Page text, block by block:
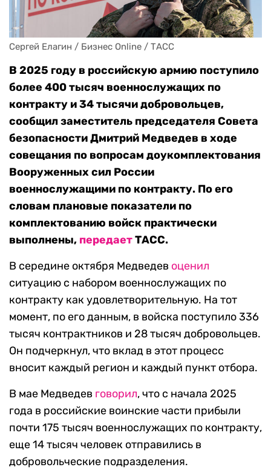
Сергей Елагин / Бизнес Online / ТАСС
В 2025 году в российскую армию поступило
более 400 тысяч военнослужащих по
контракту и 34 тысячи добровольцев,
сообщил заместитель председателя Совета
безопасности Дмитрий Медведев в ходе
совещания по вопросам доукомплектования
Вооруженных сил России
военнослужащими по контракту. По его
словам плановые показатели по
комплектованию войск практически
выполнены, передаетТАСС.
В середине октября Медведев оценил
ситуацию с набором военнослужащих по
контракту как удовлетворительную. На тот
момент, по его данным, в войска поступило 336
тысяч контрактников и 28 тысяч добровольцев.
Он подчеркнул, что вклад в этот процесс
вносит каждый регион и каждый пункт отбора.
В мае Медведев говорил, что с начала 2025
года в российские воинские части прибыли
почти 175 тысяч военнослужащих по контракту,
еще 14 тысяч человек отправились в
добровольческие подразделения.